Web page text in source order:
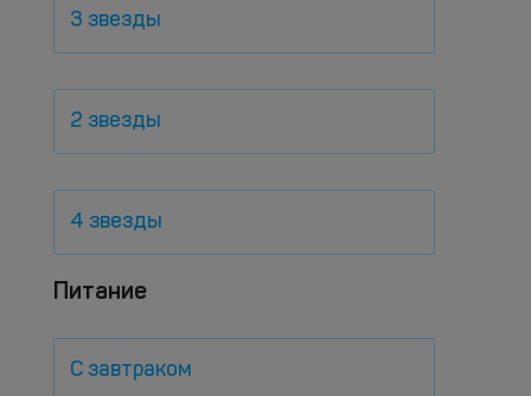
3 звезды
2 звезды
4 звезды
Питание
С завтраком